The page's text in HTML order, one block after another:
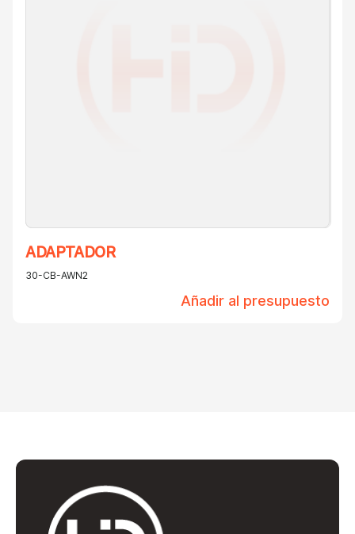
ADAPTADOR
30-CB-AWN2
Añadir al presupuesto